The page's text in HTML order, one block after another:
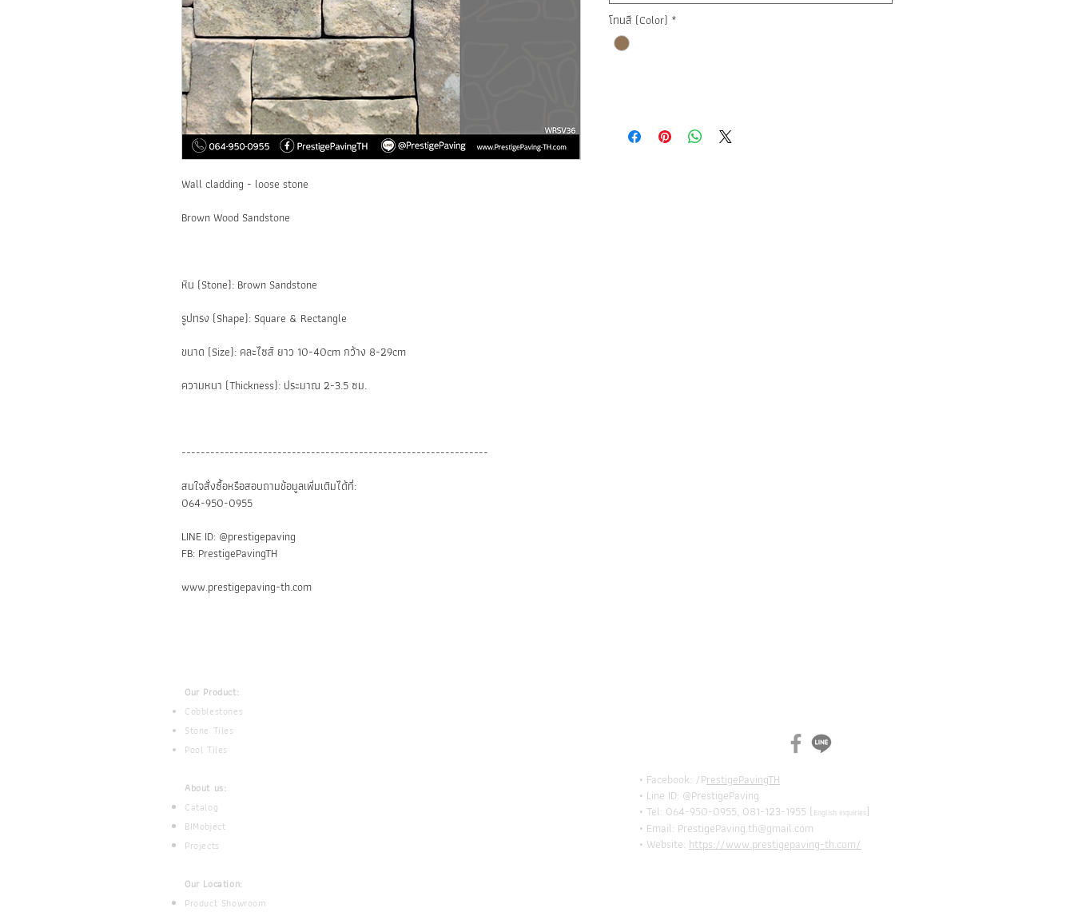
Wall cladding - loose stone
Brown Wood Sandstone
หิน (Stone): Brown Sandstone
รูปทรง (Shape): Square & Rectangle
ขนาด (Size): คละไซส์ ยาว 10-40cm กว้าง 8-29cm
ความหนา (Thickness): ประมาณ 2-3.5 ซม.
----------------------------------------------------------------
สนใจสั่งซื้อหรือสอบถามข้อมูลเพิ่มเติมได้ที่:
064-950-0955
LINE ID: @prestigepaving
FB: PrestigePavingTH
www.prestigepaving-th.com
โทนสี (Color) *
Our Product:
Cobblestones
Stone Tiles
Pool Tiles
About us:
Catalog
BIMobject
Projects
Our Location:
Product Showroom
• Facebook: /PrestigePavingTH
• Line ID: @PrestigePaving
• Tel: 064-950-0955, 081-123-1955 (English Inquiries]
• Email: PrestigePaving.th@gmail.com
• Website: https://www.prestigepaving-th.com/